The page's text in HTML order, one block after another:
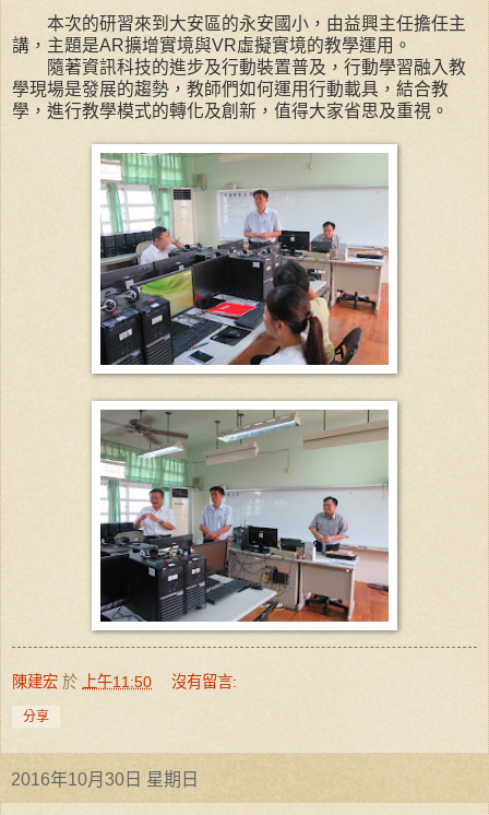
本次的研習來到大安區的永安國小，由益興主任擔任主
講，主題是AR擴增實境與VR虛擬實境的教學運用。
隨著資訊科技的進步及行動裝置普及，行動學習融入教
學現場是發展的趨勢，教師們如何運用行動載具，結合教
學，進行教學模式的轉化及創新，值得大家省思及重視。
陳建宏 於 上午11:50 沒有留言:
分享
2016年10月30日 星期日